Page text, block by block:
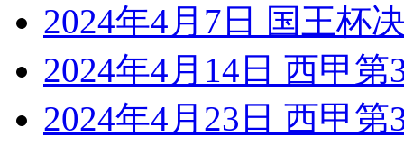
2024年4月7日 国王杯
2024年4月14日 西甲
2024年4月23日 西甲